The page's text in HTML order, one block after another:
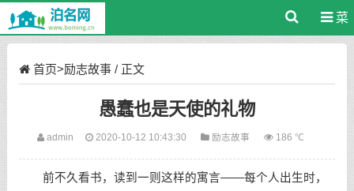
菜
首页>励志故事/ 正文
愚蠢也是天使的礼物
admin 2020-10-12 10:43:30 励志故事 186 ℃
前不久看书，读到一则这样的寓言——每个人出生时，